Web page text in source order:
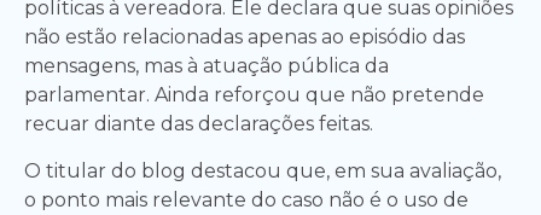
políticas à vereadora. Ele declara que suas opiniões
não estão relacionadas apenas ao episódio das
mensagens, mas à atuação pública da
parlamentar. Ainda reforçou que não pretende
recuar diante das declarações feitas.
O titular do blog destacou que, em sua avaliação,
o ponto mais relevante do caso não é o uso de